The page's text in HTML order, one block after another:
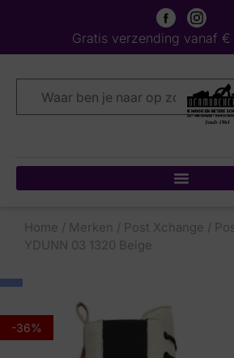
Gratis verzending vanaf €
Home / Merken / Post Xchange /
YDUNN 03 1320 Beige
-36%